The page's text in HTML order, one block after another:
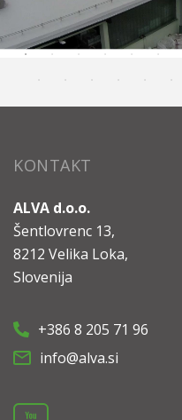
KONTAKT
ALVA d.o.o.
Šentlovrenc 13,
8212 Velika Loka,
Slovenija
+386 8 205 71 96
info@alva.si